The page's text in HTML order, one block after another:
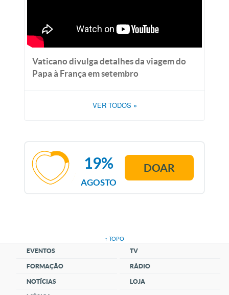
Vaticano divulga detalhes da viagem do
Papa à França em setembro
VER TODOS »
AGOSTO
19% DOAR
↑ TOPO
EVENTOS
FORMAÇÃO
NOTÍCIAS
TV
RÁDIO
LOJA